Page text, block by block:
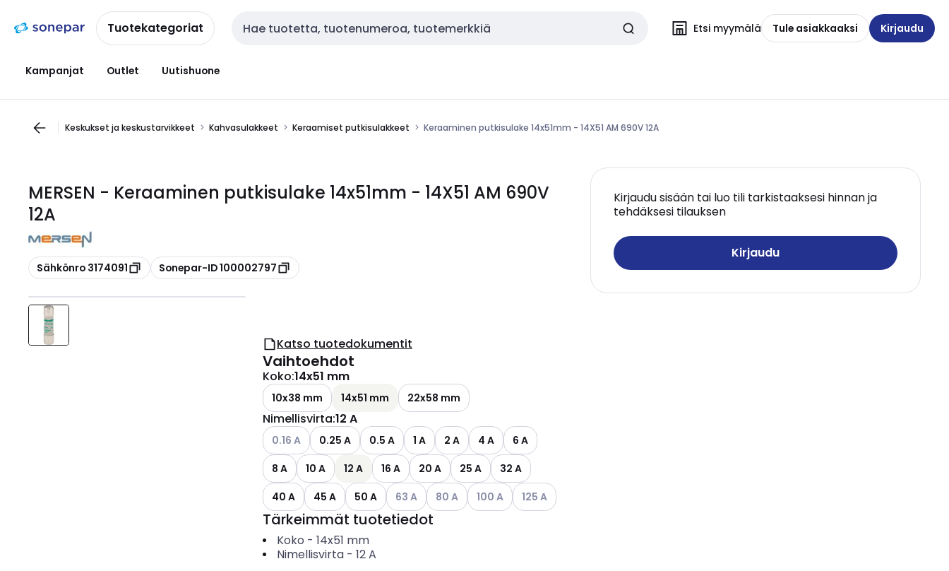
navigointiinsisältöönTuotekategoriat Haku Etsi myymälä Tule asiakkaaksi Kirjaudu
Kampanjat Outlet Uutishuone
Keskukset ja keskustarvikkeet Kahvasulakkeet Keraamiset putkisulakkeet Keraaminen putkisulake 14x51mm - 14X51 AM 690V 12A
MERSEN - Keraaminen putkisulake 14x51mm - 14X51 AM 690V
12A
Kopioi
Sähkönro 3174091 Kopioi
Sonepar-ID 100002797
Kirjaudu sisään tai luo tili tarkistaaksesi hinnan ja
tehdäksesi tilauksen
Kirjaudu
Katso tuotedokumentit
Vaihtoehdot
Koko:14x51 mm
10x38 mm 14x51 mm 22x58 mm
Nimellisvirta:12 A
Katso käytettävissä olevat vaihtoehdot
0.16 A 0.25 A 0.5 A 1 A 2 A 4 A
6 A
8 A
10 A 12 A 16 A 20 A 25 A
32 A
40 A
45 A 50 A Katso käytettävissä olevat vaihtoehdot
63 A Katso käytettävissä olevat vaihtoehdot
80 A Katso käytettävissä olevat vaihtoehdot
100 A Katso käytettävissä olevat vaihtoehdot
125 A
Tärkeimmät tuotetiedot
Koko - 14x51 mm
Nimellisvirta- 12A